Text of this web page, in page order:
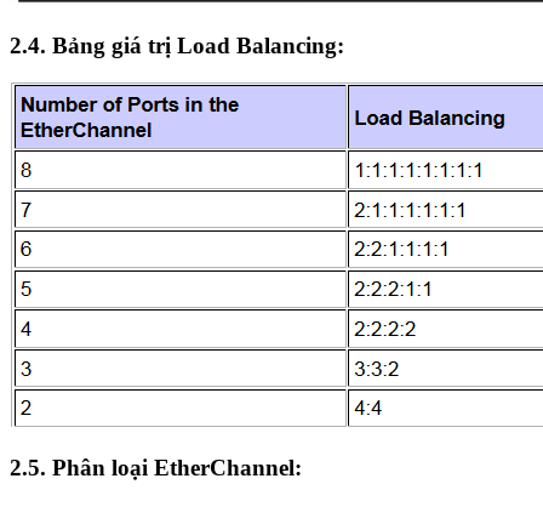
2.4. Bảng giá trị Load Balancing:
2.5. Phân loại EtherChannel: